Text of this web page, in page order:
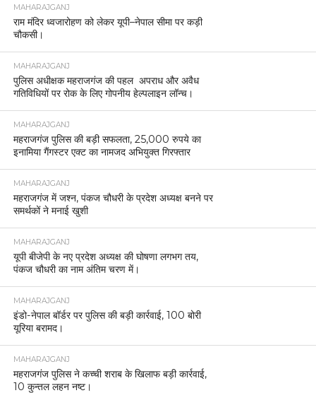
MAHARAJGANJ
राम मंदिर ध्वजारोहण को लेकर यूपी–नेपाल सीमा पर कड़ी
चौकसी।
MAHARAJGANJ
पुलिस अधीक्षक महराजगंज की पहल अपराध और अवैध
गतिविधियों पर रोक के लिए गोपनीय हेल्पलाइन लॉन्च।
MAHARAJGANJ
महराजगंज पुलिस की बड़ी सफलता, 25,000 रुपये का
इनामिया गैंगस्टर एक्ट का नामजद अभियुक्त गिरफ्तार
MAHARAJGANJ
महराजगंज में जश्न, पंकज चौधरी के प्रदेश अध्यक्ष बनने पर
समर्थकों ने मनाई खुशी
MAHARAJGANJ
यूपी बीजेपी के नए प्रदेश अध्यक्ष की घोषणा लगभग तय,
पंकज चौधरी का नाम अंतिम चरण में।
MAHARAJGANJ
इंडो-नेपाल बॉर्डर पर पुलिस की बड़ी कार्रवाई, 100 बोरी
यूरिया बरामद।
MAHARAJGANJ
महराजगंज पुलिस ने कच्ची शराब के खिलाफ बड़ी कार्रवाई,
10 कुन्तल लहन नष्ट।